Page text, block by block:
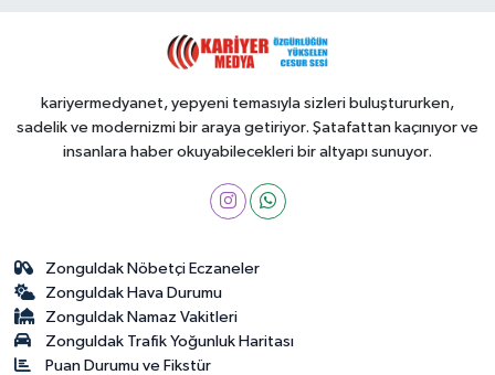
kariyermedyanet, yepyeni temasıyla sizleri buluştururken,
sadelik ve modernizmi bir araya getiriyor. Şatafattan kaçınıyor ve
insanlara haber okuyabilecekleri bir altyapı sunuyor.
Zonguldak Nöbetçi Eczaneler
Zonguldak Hava Durumu
Zonguldak Namaz Vakitleri
Zonguldak Trafik Yoğunluk Haritası
Puan Durumu ve Fikstür